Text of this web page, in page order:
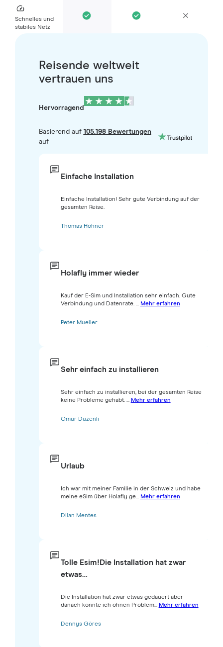
Schnelles und
stabiles Netz
Reisende weltweit
vertrauen uns
Hervorragend
Basierend auf 105.198 Bewertungen
auf
Einfache Installation
Einfache Installation! Sehr gute Verbindung auf der
gesamten Reise.
Thomas Höhner
Holafly immer wieder
Kauf der E-Sim und Installation sehr einfach. Gute
Verbindung und Datenrate. ... Mehr erfahren
Peter Mueller
Sehr einfach zu installieren
Sehr einfach zu installieren, bei der gesamten Reise
keine Probleme gehabt. ... Mehr erfahren
Ömür Düzenli
Urlaub
Ich war mit meiner Familie in der Schweiz und habe
meine eSim über Holafly ge... Mehr erfahren
Dilan Mentes
Tolle Esim!Die Installation hat zwar
etwas…
Die Installation hat zwar etwas gedauert aber
danach konnte ich ohnen Problem... Mehr erfahren
Dennys Göres